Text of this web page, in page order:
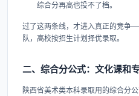
综合分再高也投不了档。
过了这两条线，才进入真正的竞争
队，高校按招生计划择优录取。
二、综合分公式：文化课和
陕西省美术类本科录取用的综合分公